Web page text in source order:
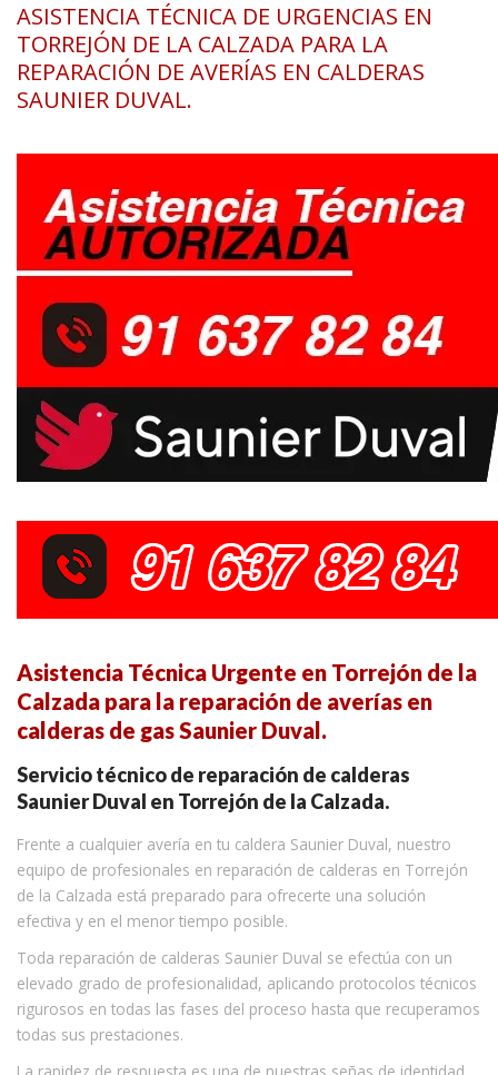
ASISTENCIA TÉCNICA DE URGENCIAS EN
TORREJÓN DE LA CALZADA PARA LA
REPARACIÓN DE AVERÍAS EN CALDERAS
SAUNIER DUVAL.
Asistencia Técnica Urgente en Torrejón de la
Calzada para la reparación de averías en
calderas de gas Saunier Duval.
Servicio técnico de reparación de calderas
Saunier Duval en Torrejón de la Calzada.
Frente a cualquier avería en tu caldera Saunier Duval, nuestro
equipo de profesionales en reparación de calderas en Torrejón
de la Calzada está preparado para ofrecerte una solución
efectiva y en el menor tiempo posible.
Toda reparación de calderas Saunier Duval se efectúa con un
elevado grado de profesionalidad, aplicando protocolos técnicos
rigurosos en todas las fases del proceso hasta que recuperamos
todas sus prestaciones.